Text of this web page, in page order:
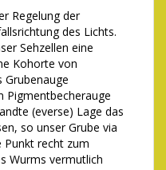
Regelung der
des Lichts.
Sehzellen eine
Kohorte von
Grubenauge
Pigmentbecherauge
(everse) Lage das
so unser Grube via
Punkt recht zum
Wurms vermutlich